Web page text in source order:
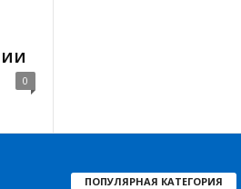
0
ПОПУЛЯРНАЯ КАТЕГОРИЯ